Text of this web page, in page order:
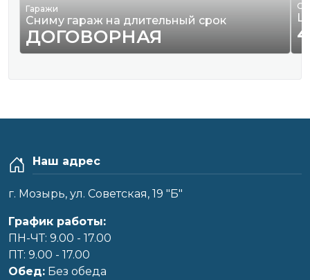
Гаражи
Сниму гараж на длительный срок
ДОГОВОРНАЯ
Наш адрес
г. Мозырь, ул. Советская, 19 "Б"
График работы:
ПН-ЧТ: 9.00 - 17.00
ПТ: 9.00 - 17.00
Обед: Без обеда